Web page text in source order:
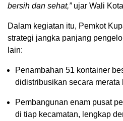
bersih dan sehat,”ujar Wali
Dalam kegiatan itu, Pemkot
strategi jangka panjang
lain:
Penambahan 51 kontainer
didistribusikan secara merata
Pembangunan enam pusat
di tiap kecamatan, lengkap